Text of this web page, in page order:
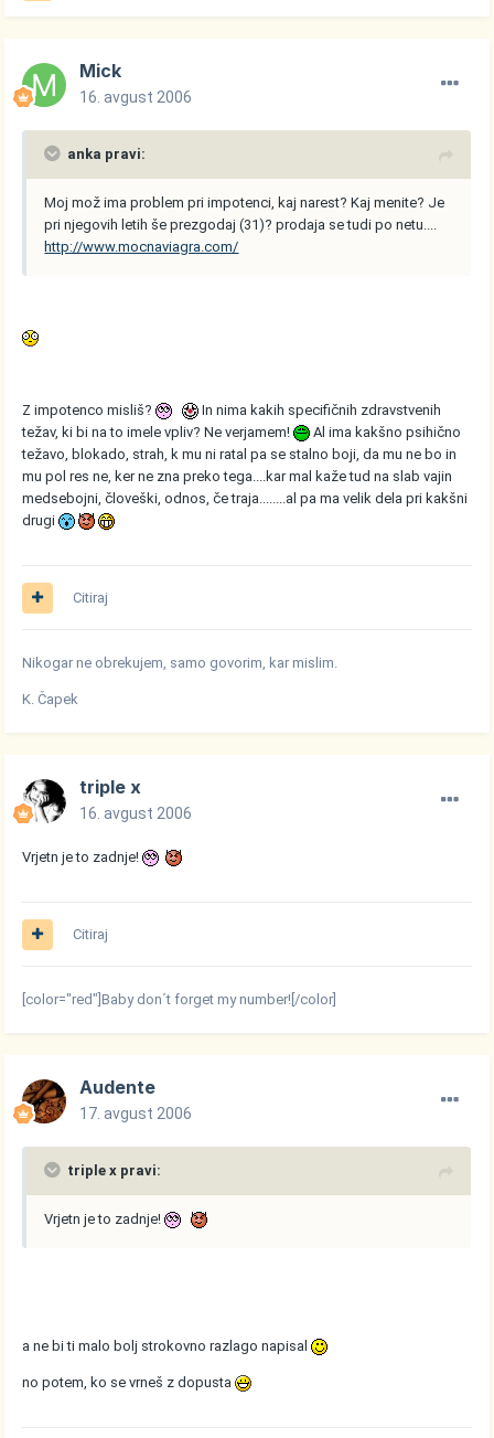
Mick
16. avgust 2006
anka pravi:
Moj mož ima problem pri impotenci, kaj narest? Kaj menite? Je
pri njegovih letih še prezgodaj (31)? prodaja se tudi po netu....
http://www.mocnaviagra.com/
Z impotenco misliš?
In nima kakih specifičnih zdravstvenih
težav, ki bi na to imele vpliv? Ne verjamem!
Al ima kakšno psihično
težavo, blokado, strah, k mu ni ratal pa se stalno boji, da mu ne bo in
mu pol res ne, ker ne zna preko tega....kar mal kaže tud na slab vajin
medsebojni, človeški, odnos, če traja........al pa ma velik dela pri kakšni
drugi
Citiraj
Nikogar ne obrekujem, samo govorim, kar mislim.
K. Čapek
triple x
16. avgust 2006
Vrjetn je to zadnje!
Citiraj
[color="red"]Baby don´t forget my number![/color]
Audente
17. avgust 2006
triple x pravi:
Vrjetn je to zadnje!
a ne bi ti malo bolj strokovno razlago napisal
no potem, ko se vrneš z dopusta